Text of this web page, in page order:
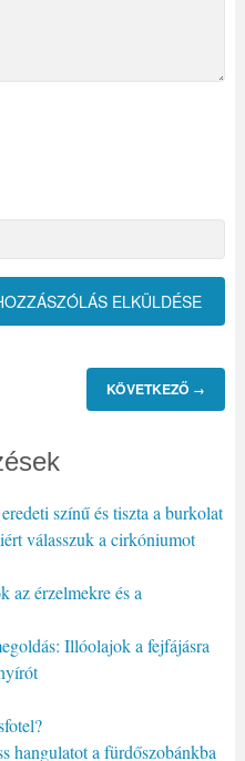
KÖVETKEZŐ →
színű és tiszta a burkolat
válasszuk a cirkóniumot
az érzelmekre és a
Illóolajok a fejfájásra
hangulatot a fürdőszobánkba